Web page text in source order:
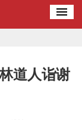
道人诣谢